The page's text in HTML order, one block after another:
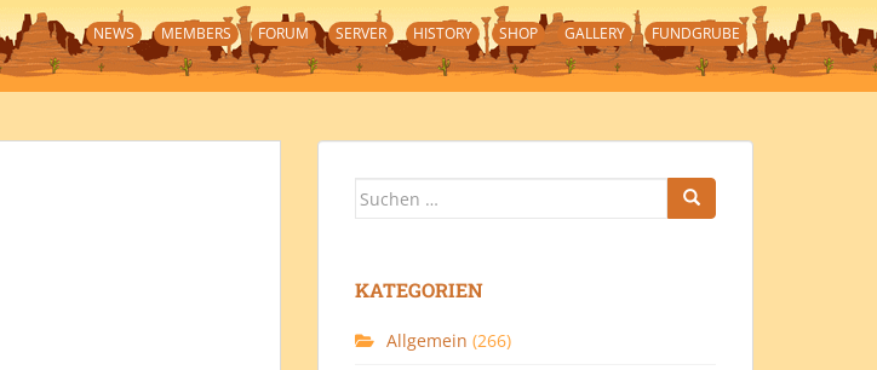
NEWS MEMBERS FORUM SERVER HISTORY SHOP GALLERY FUNDGRUBE
Suchen
KATEGORIEN
Allgemein (266)